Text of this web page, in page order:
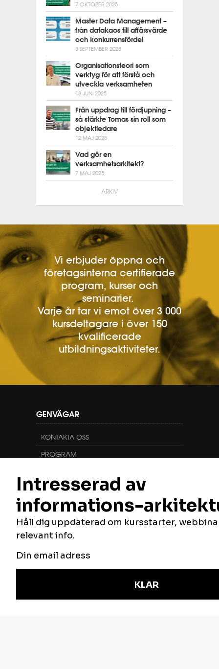
7 OKTOBER 2025
Master Data Management –
från datakaos till affärsvärde
och konkurrensfördel
3 SEPTEMBER 2025
Organisationsteori som
verktyg för att förstå och
utveckla verksamheten
18 JUNI 2025
Från uppdrag till fördjupning –
så stärkte Tomas sin roll som
objektledare
12 MAJ 2025
Vad gör en
verksamhetsarkitekt?
7 MAJ 2025
ARKIV
Vi erbjuder öppna och
företagsinterna certifierade
program, kurser och
seminarier.
Varje år tar vi emot över 3 000
kursdeltagare i över 150
kvalificerade
utbildningsaktiviteter.
GENVÄGAR
KONTAKTA OSS
PROGRAM
Vill du veta mer om oss, vilka vi är och vad
vi gör? Du hittar oss här:
NYHETSBREV
Håll dig uppdaterad om våra utbildningar,